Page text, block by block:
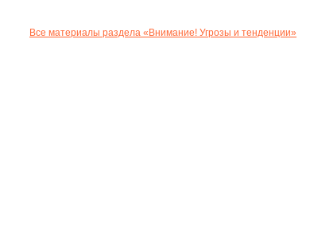
Все материалы раздела «Внимание! Угрозы и тенденции»